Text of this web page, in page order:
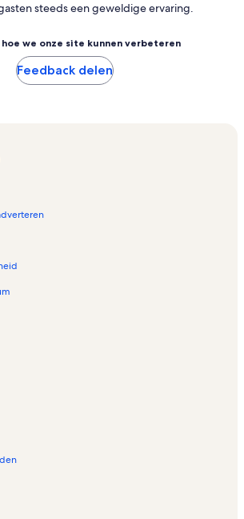
steeds een geweldige ervaring.
we onze site kunnen verbeteren
Feedback delen